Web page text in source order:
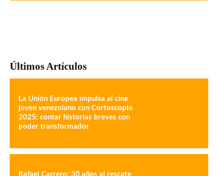
Últimos Artículos
La Unión Europea impulsa al cine
joven venezolano con Cortoscopio
2025: contar historias breves con
poder transformador
Rafael Carrero: 30 años al rescate